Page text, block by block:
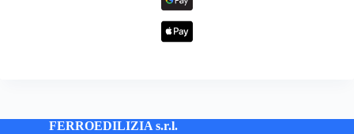
FERROEDILIZIA s.r.l.